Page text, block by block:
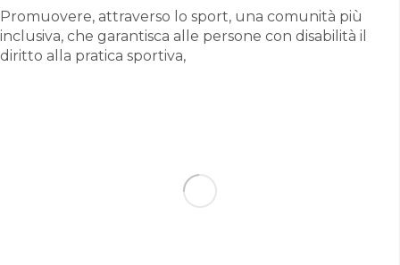
Promuovere, attraverso lo sport, una comunità più
inclusiva, che garantisca alle persone con disabilità il
diritto alla pratica sportiva,